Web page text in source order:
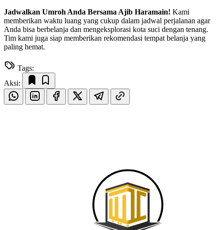
Jadwalkan Umroh Anda Bersama Ajib Haramain! Kami
memberikan waktu luang yang cukup dalam jadwal perjalanan agar
Anda bisa berbelanja dan mengeksplorasi kota suci dengan tenang.
Tim kami juga siap memberikan rekomendasi tempat belanja yang
paling hemat.
Tags:
Aksi: